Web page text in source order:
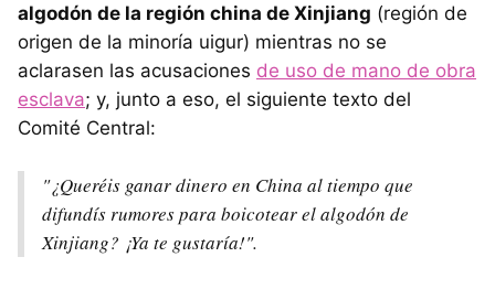
algodón de la región china de Xinjiang (región de
origen de la minoría uigur) mientras no se
aclarasen las acusaciones de uso de mano de obra
esclava; y, junto a eso, el siguiente texto del
Comité Central:
"¿Queréis ganar dinero en China al tiempo que
difundís rumores para boicotear el algodón de
Xinjiang? ¡Ya te gustaría!".